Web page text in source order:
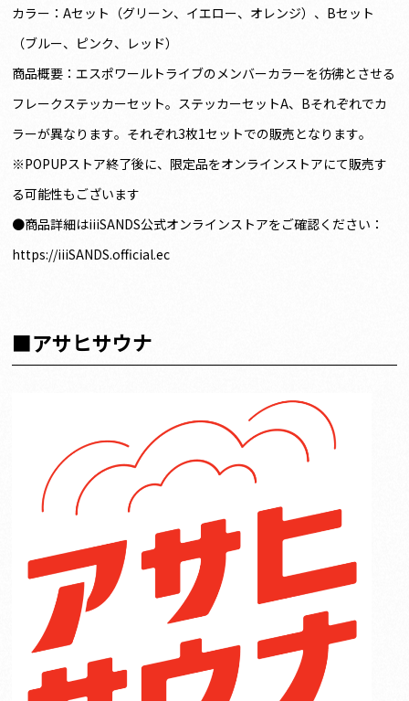
カラー：Aセット（グリーン、イエロー、オレンジ）、Bセット
（ブルー、ピンク、レッド）
商品概要：エスポワールトライブのメンバーカラーを彷彿とさせる
フレークステッカーセット。ステッカーセットA、Bそれぞれでカ
ラーが異なります。それぞれ3枚1セットでの販売となります。
※POPUPストア終了後に、限定品をオンラインストアにて販売す
る可能性もございます
●商品詳細はiiiSANDS公式オンラインストアをご確認ください：
https://iiiSANDS.official.ec
■アサヒサウナ